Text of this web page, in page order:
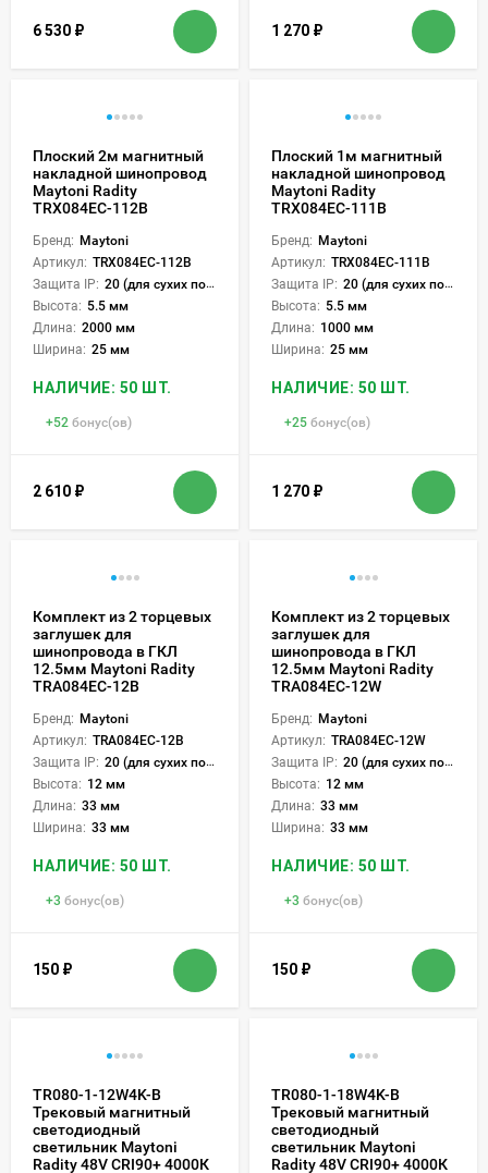
6 530 ₽ 1 270 ₽
Плоский 2м магнитный
накладной шинопровод
Maytoni Radity
TRX084EC-112B
Бренд: Maytoni
Артикул: TRX084EC-112B
Защита IP: 20 (для сухих пом.)
Высота: 5.5 мм
Длина: 2000 мм
Ширина: 25 мм
НАЛИЧИЕ: 50 ШТ.
+52 бонус(ов)
2 610 ₽
Плоский 1м магнитный
накладной шинопровод
Maytoni Radity
TRX084EC-111B
Бренд: Maytoni
Артикул: TRX084EC-111B
Защита IP: 20 (для сухих пом.)
Высота: 5.5 мм
Длина: 1000 мм
Ширина: 25 мм
НАЛИЧИЕ: 50 ШТ.
+25 бонус(ов)
1 270 ₽
Комплект из 2 торцевых
заглушек для
шинопровода в ГКЛ
12.5мм Maytoni Radity
TRA084EC-12B
Бренд: Maytoni
Артикул: TRA084EC-12B
Защита IP: 20 (для сухих пом.)
Высота: 12 мм
Длина: 33 мм
Ширина: 33 мм
НАЛИЧИЕ: 50 ШТ.
+3 бонус(ов)
150 ₽
Комплект из 2 торцевых
заглушек для
шинопровода в ГКЛ
12.5мм Maytoni Radity
TRA084EC-12W
Бренд: Maytoni
Артикул: TRA084EC-12W
Защита IP: 20 (для сухих пом.)
Высота: 12 мм
Длина: 33 мм
Ширина: 33 мм
НАЛИЧИЕ: 50 ШТ.
+3 бонус(ов)
150 ₽
TR080-1-12W4K-B
Трековый магнитный
светодиодный
светильник Maytoni
Radity 48V CRI90+ 4000К
TR080-1-18W4K-B
Трековый магнитный
светодиодный
светильник Maytoni
Radity 48V CRI90+ 4000К